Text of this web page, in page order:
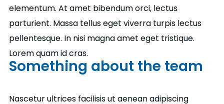
elementum. At amet bibendum orci, lectus
parturient. Massa tellus eget viverra turpis lectus
pellentesque. In nisi magna amet eget tristique.
Lorem quam id cras.
Something about the team
Nascetur ultrices facilisis ut aenean adipiscing